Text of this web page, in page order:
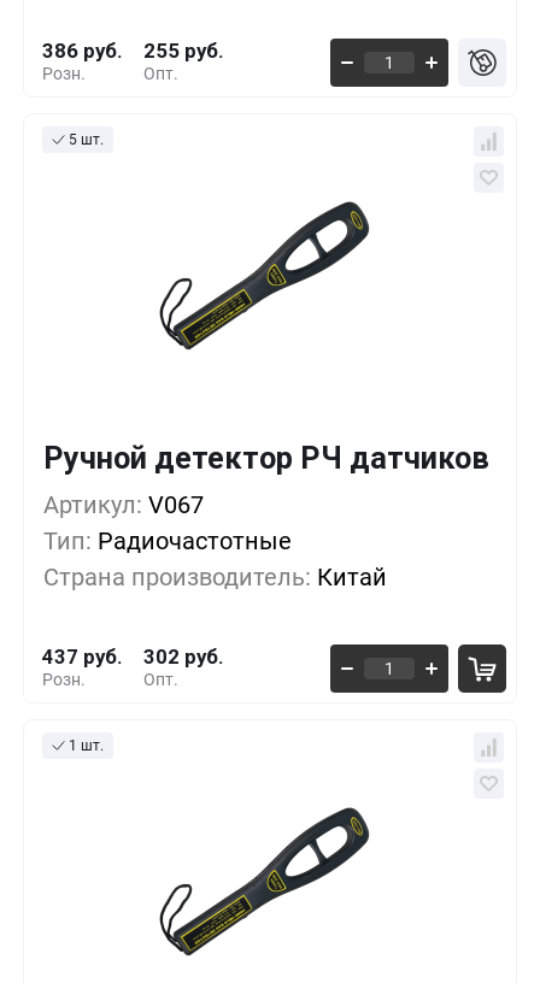
Розн.
386 руб.
Опт.
255 руб.
5 шт.
Ручной детектор РЧ датчиков
Артикул: V067
Тип: Радиочастотные
Страна производитель: Китай
Розн.
437 руб.
Опт.
302 руб.
Кол-во Выгода За 1 шт.
1+ 0%
5+ -8%
10+ -26%
1 шт.